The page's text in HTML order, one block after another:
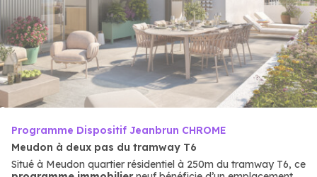
Programme Dispositif Jeanbrun CHROME
Meudon à deux pas du tramway T6
Situé à Meudon quartier résidentiel à 250m du tramway T6, ce